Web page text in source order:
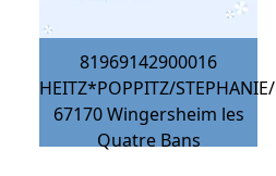
81969142900016
HEITZ*POPPITZ/STEPHANIE/
67170 Wingersheim les
Quatre Bans